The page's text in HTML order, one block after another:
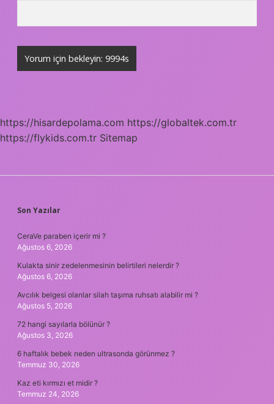
https://hisardepolama.com https://globaltek.com.tr
https://flykids.com.tr Sitemap
SIDEBAR
Son Yazılar
CeraVe paraben içerir mi ?
Ağustos 6, 2026
Kulakta sinir zedelenmesinin belirtileri nelerdir ?
Ağustos 6, 2026
Avcılık belgesi olanlar silah taşıma ruhsatı alabilir mi ?
Ağustos 5, 2026
72 hangi sayılarla bölünür ?
Ağustos 3, 2026
6 haftalık bebek neden ultrasonda görünmez ?
Temmuz 30, 2026
Kaz eti kırmızı et midir ?
Temmuz 24, 2026